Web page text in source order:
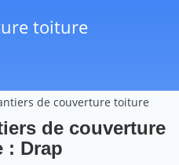
toiture
de couverture toiture
de couverture
: Drap